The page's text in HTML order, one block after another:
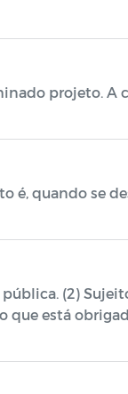
projeto.
é, quando se
(2)
que está